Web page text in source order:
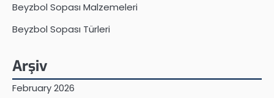
Beyzbol Sopası Malzemeleri
Beyzbol Sopası Türleri
Arşiv
February 2026